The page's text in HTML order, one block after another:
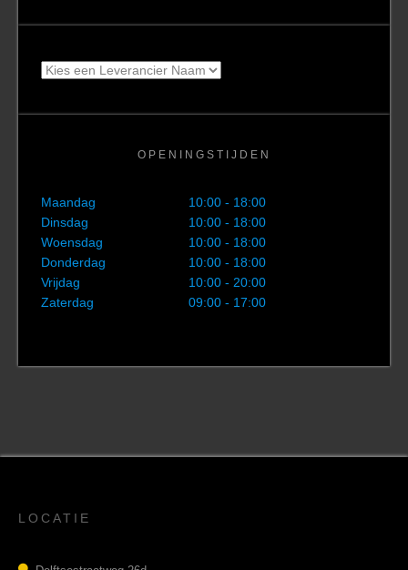
OPENINGSTIJDEN
Maandag
10:00 - 18:00
Dinsdag
10:00 - 18:00
Woensdag
10:00 - 18:00
Donderdag
10:00 - 18:00
Vrijdag
10:00 - 20:00
Zaterdag
09:00 - 17:00
LOCATIE